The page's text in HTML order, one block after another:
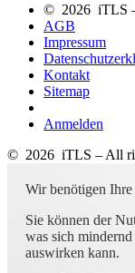
© 2026 iTLS –
AGB
Impressum
Kontakt
Sitemap
Anmelden
© 2026 iTLS – All
Wir benötigen
Sie können der
was sich
auswirken kann.